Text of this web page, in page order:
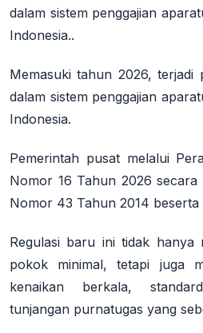
dalam sistem penggajian
Indonesia..
Memasuki tahun 2026, terjadi
dalam sistem penggajian
Indonesia.
Pemerintah pusat melalui
Nomor 16 Tahun 2026 secara
Nomor 43 Tahun 2014
Regulasi baru ini tidak hanya
pokok minimal, tetapi juga
kenaikan berkala,
tunjangan purnatugas yang